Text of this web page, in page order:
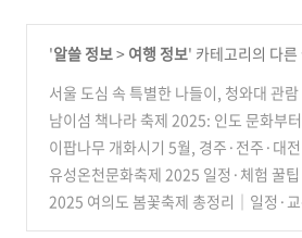
'알쓸 정보> 여행 정보' 카테고리의 다른
서울 도심 속 특별한 나들이, 청와대 관람
남이섬 책나라 축제 2025: 인도 문화부
체험까지
(1)
이팝나무 개화시기 5월, 경주·전주·대
정리
(4)
유성온천문화축제 2025 일정·체험 꿀
(3)
2025 여의도 봄꽃축제 총정리｜일정·